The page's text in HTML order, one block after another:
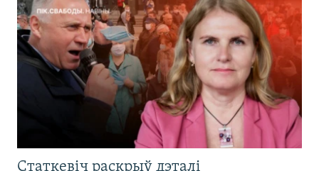
Статкевіч раскрыў дэталі